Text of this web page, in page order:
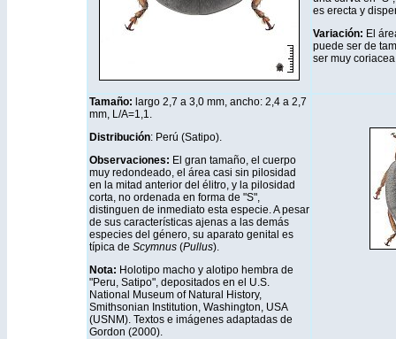
es erecta y
Variación: El
puede ser de
ser muy
Tamaño: largo 2,7 a 3,0 mm, ancho: 2,4 a 2,7
mm, L/A=1,1.
Distribución: Perú (Satipo).
Observaciones: El gran tamaño, el cuerpo
muy redondeado, el área casi sin pilosidad
en la mitad anterior del élitro, y la pilosidad
corta, no ordenada en forma de "S",
distinguen de inmediato esta especie. A pesar
de sus características ajenas a las demás
especies del género, su aparato genital es
típica de Scymnus(Pullus).
Nota: Holotipo macho y alotipo hembra de
"Peru, Satipo", depositados en el U.S.
National Museum of Natural History,
Smithsonian Institution, Washington, USA
(USNM). Textos e imágenes adaptadas de
Gordon (2000).